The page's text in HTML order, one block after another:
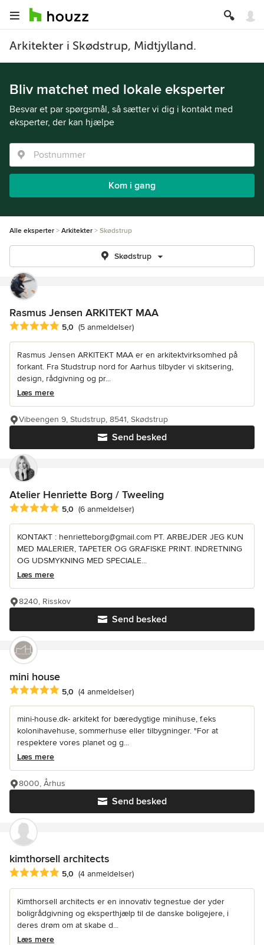
Arkitekter i Skødstrup, Midtjylland.
Bliv matchet med lokale eksperter
Besvar et par spørgsmål, så sætter vi dig i kontakt med
eksperter, der kan hjælpe
Kom i gang
Alle eksperter Arkitekter Skødstrup
Skødstrup
Rasmus Jensen ARKITEKT MAA
Gennemsnitlig bedømmelse: 5 ud af 5 stjerner
5,0 (5 anmeldelser)
Rasmus Jensen ARKITEKT MAA er en arkitektvirksomhed på
forkant. Fra Studstrup nord for Aarhus tilbyder vi skitsering,
design, rådgivning og pr...
Læs mere
Send besked
Vibeengen 9, Studstrup, 8541, Skødstrup
Atelier Henriette Borg / Tweeling
Gennemsnitlig bedømmelse: 5 ud af 5 stjerner
5,0 (6 anmeldelser)
KONTAKT : henrietteborg@gmail.com PT. ARBEJDER JEG KUN
MED MALERIER, TAPETER OG GRAFISKE PRINT. INDRETNING
OG UDSMYKNING MED SPECIALE...
Læs mere
Send besked
8240, Risskov
mini house
Gennemsnitlig bedømmelse: 5 ud af 5 stjerner
5,0 (4 anmeldelser)
mini-house.dk- arkitekt for bæredygtige minihuse, f.eks
kolonihavehuse, sommerhuse eller tilbygninger. "For at
respektere vores planet og g...
Læs mere
Send besked
8000, Århus
kimthorsell architects
Gennemsnitlig bedømmelse: 5 ud af 5 stjerner
5,0 (4 anmeldelser)
Kimthorsell architects er en innovativ tegnestue der yder
boligrådgivning og eksperthjælp til de danske boligejere, i
deres drøm om at skabe d...
Læs mere